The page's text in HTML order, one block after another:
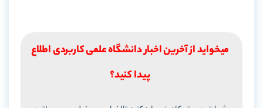
میخواید از آخرین اخبار دانشگاه علمی کاربردی اطلاع
پیدا کنید؟